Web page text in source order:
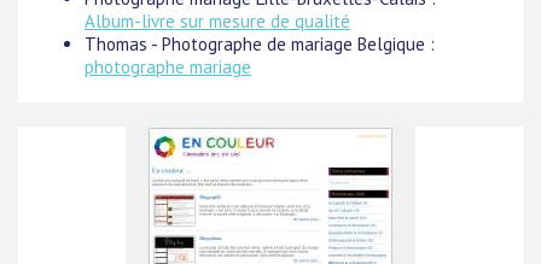
Album-livre sur mesure de qualité
Thomas - Photographe de mariage Belgique :
photographe mariage